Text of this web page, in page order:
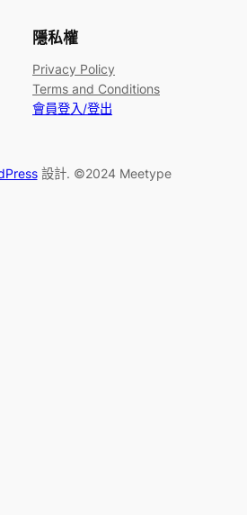
隱私權
Privacy Policy
Terms and Conditions
會員登入/登出
設計. ©2024 Meetype